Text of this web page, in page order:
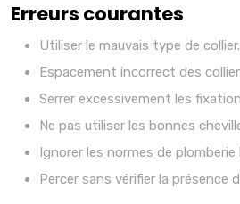
Erreurs courantes
Utiliser le mauvais type de collier.
Espacement incorrect des
Serrer excessivement les
Ne pas utiliser les bonnes
Ignorer les normes de plomberie
Percer sans vérifier la présence